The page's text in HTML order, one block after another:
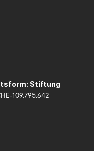
Stiftung
109.795.642